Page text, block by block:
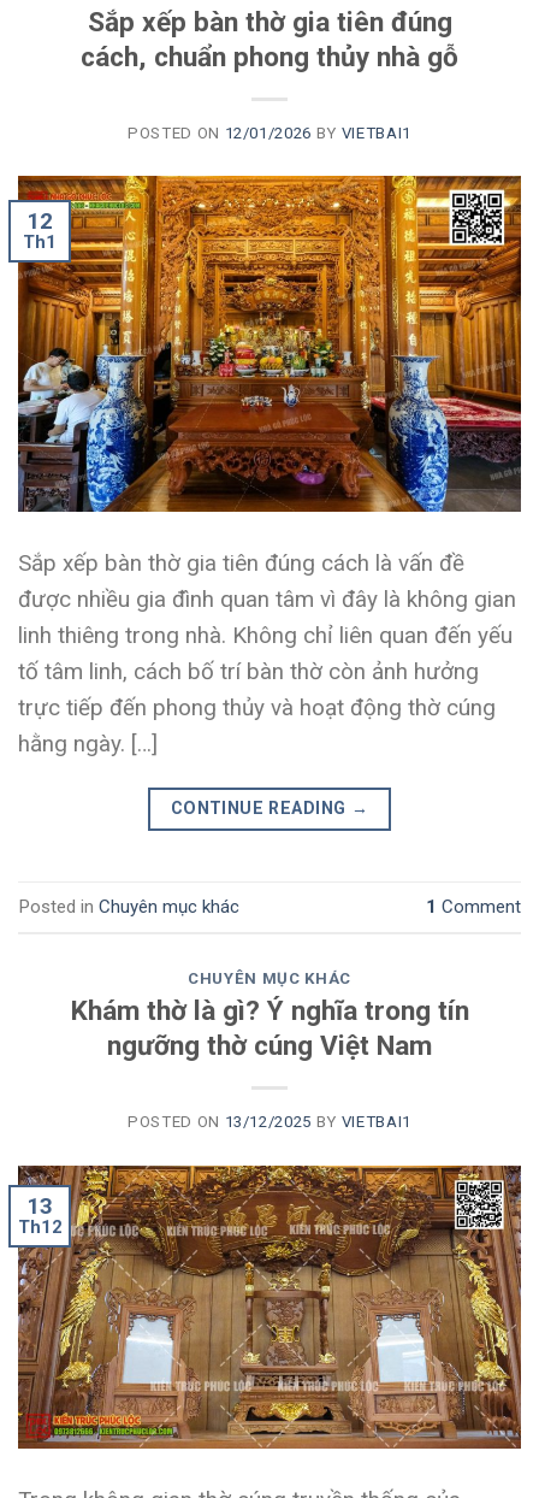
Sắp xếp bàn thờ gia tiên đúng
cách, chuẩn phong thủy nhà gỗ
POSTED ON 12/01/2026 BY VIETBAI1
12
Th1
Sắp xếp bàn thờ gia tiên đúng cách là vấn đề
được nhiều gia đình quan tâm vì đây là không gian
linh thiêng trong nhà. Không chỉ liên quan đến yếu
tố tâm linh, cách bố trí bàn thờ còn ảnh hưởng
trực tiếp đến phong thủy và hoạt động thờ cúng
hằng ngày. […]
CONTINUE READING →
Posted in Chuyên mục khác 1 Comment
CHUYÊN MỤC KHÁC
Khám thờ là gì? Ý nghĩa trong tín
ngưỡng thờ cúng Việt Nam
POSTED ON 13/12/2025 BY VIETBAI1
13
Th12